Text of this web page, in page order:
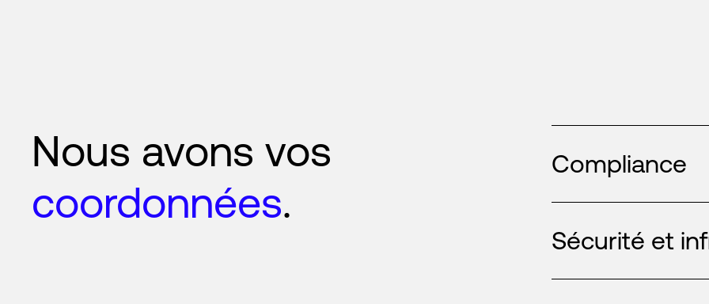
Nous avons vos
coordonnées.
Compliance
Sécurité et